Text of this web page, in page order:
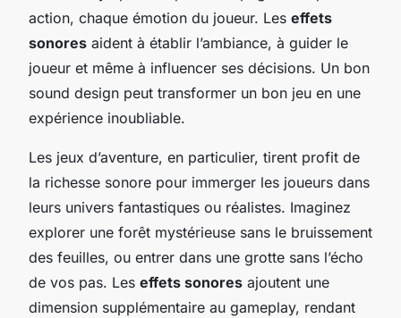
action, chaque émotion du joueur. Les effets
sonores aident à établir l’ambiance, à guider le
joueur et même à influencer ses décisions. Un bon
sound design peut transformer un bon jeu en une
expérience inoubliable.
Les jeux d’aventure, en particulier, tirent profit de
la richesse sonore pour immerger les joueurs dans
leurs univers fantastiques ou réalistes. Imaginez
explorer une forêt mystérieuse sans le bruissement
des feuilles, ou entrer dans une grotte sans l’écho
de vos pas. Les effets sonores ajoutent une
dimension supplémentaire au gameplay, rendant